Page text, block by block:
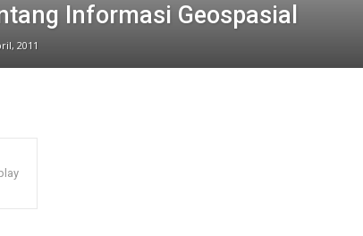
Informasi Geospasial
2011